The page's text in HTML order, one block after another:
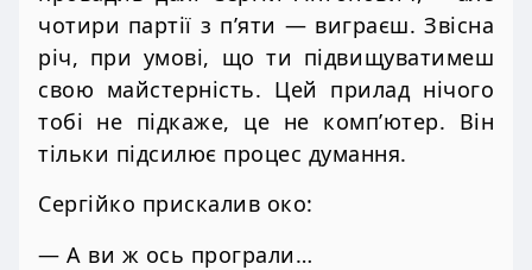
чотири партії з п’яти — виграєш. Звісна
річ, при умові, що ти підвищуватимеш
свою майстерність. Цей прилад нічого
тобі не підкаже, це не комп’ютер. Він
тільки підсилює процес думання.
Сергійко прискалив око:
— А ви ж ось програли…